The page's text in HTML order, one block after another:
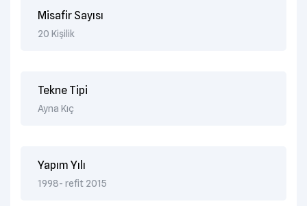
Misafir Sayısı
20 Kişilik
Tekne Tipi
Ayna Kıç
Yapım Yılı
1998- refit 2015